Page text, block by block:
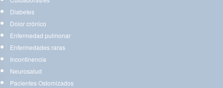
Diabetes
Dolor crónico
Enfermedad pulmonar
Enfermedades raras
Incontinencia
Neurosalud
Pacientes Ostomizados